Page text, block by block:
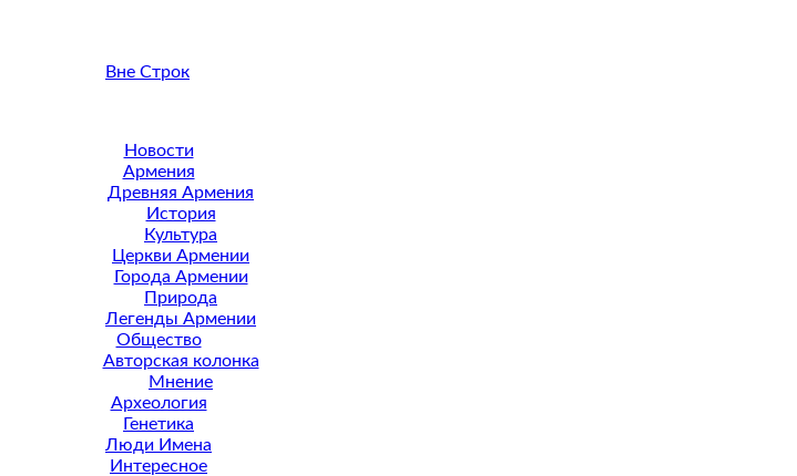
Вне Строк
Новости
Армения
Древняя Армения
История
Культура
Церкви Армении
Города Армении
Природа
Легенды Армении
Общество
Авторская колонка
Мнение
Археология
Генетика
Люди Имена
Интересное